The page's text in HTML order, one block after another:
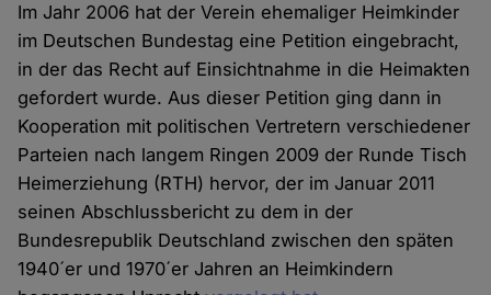
Im Jahr 2006 hat der Verein ehemaliger Heimkinder
im Deutschen Bundestag eine Petition eingebracht,
in der das Recht auf Einsichtnahme in die Heimakten
gefordert wurde. Aus dieser Petition ging dann in
Kooperation mit politischen Vertretern verschiedener
Parteien nach langem Ringen 2009 der Runde Tisch
Heimerziehung (RTH) hervor, der im Januar 2011
seinen Abschlussbericht zu dem in der
Bundesrepublik Deutschland zwischen den späten
1940´er und 1970´er Jahren an Heimkindern